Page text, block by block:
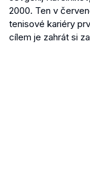
2000. Ten v
tenisové kariéry
cílem je zahrát si